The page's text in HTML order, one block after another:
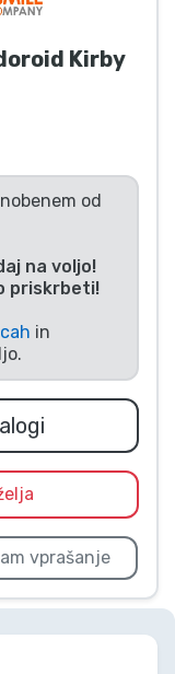
Kirby
od
na voljo!
priskrbeti!
in
vprašanje